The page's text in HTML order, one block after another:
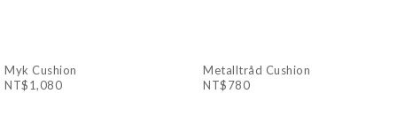
Myk Cushion
NT$1,080
Metalltråd Cushion
NT$780